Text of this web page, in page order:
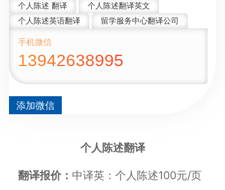
个人陈述 翻译
个人陈述翻译英文
个人陈述英语翻译
留学服务中心翻译公司
手机微信
13942638995
添加微信
个人陈述翻译
翻译报价： 中译英：个人陈述100元/页